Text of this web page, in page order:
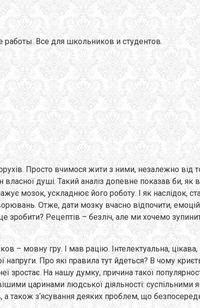
Все для школьников и студентов.
Просто вчимося жити з ними, незалежно від
душі. Такий аналіз допевне показав би, як
мозок, ускладнює його роботу. І як наслідок,
Отже, дати мозку вчасно відпочити,
зробити? Рецептів – безліч, але ми хочемо
– мовну гру. І мав рацію. Інтелектуальна,
Про які правила тут йдеться? В чому
зростає. На нашу думку, причина такої
царинами людської діяльності:
також з‘ясування деяких проблем, що